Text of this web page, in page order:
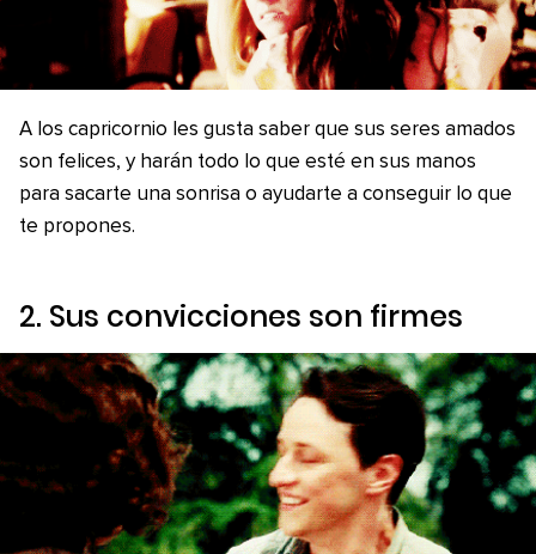
A los capricornio les gusta saber que sus seres amados
son felices, y harán todo lo que esté en sus manos
para sacarte una sonrisa o ayudarte a conseguir lo que
te propones.
2. Sus convicciones son firmes